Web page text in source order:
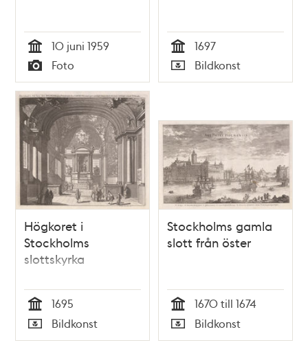
Tid
10 juni 1959
Typ
Foto Tid
1697
Typ
Bildkonst
Högkoret i
Stockholms
slottskyrka
Tid
1695
Typ
Bildkonst
Stockholms gamla
slott från öster
Tid
1670 till 1674
Typ
Bildkonst